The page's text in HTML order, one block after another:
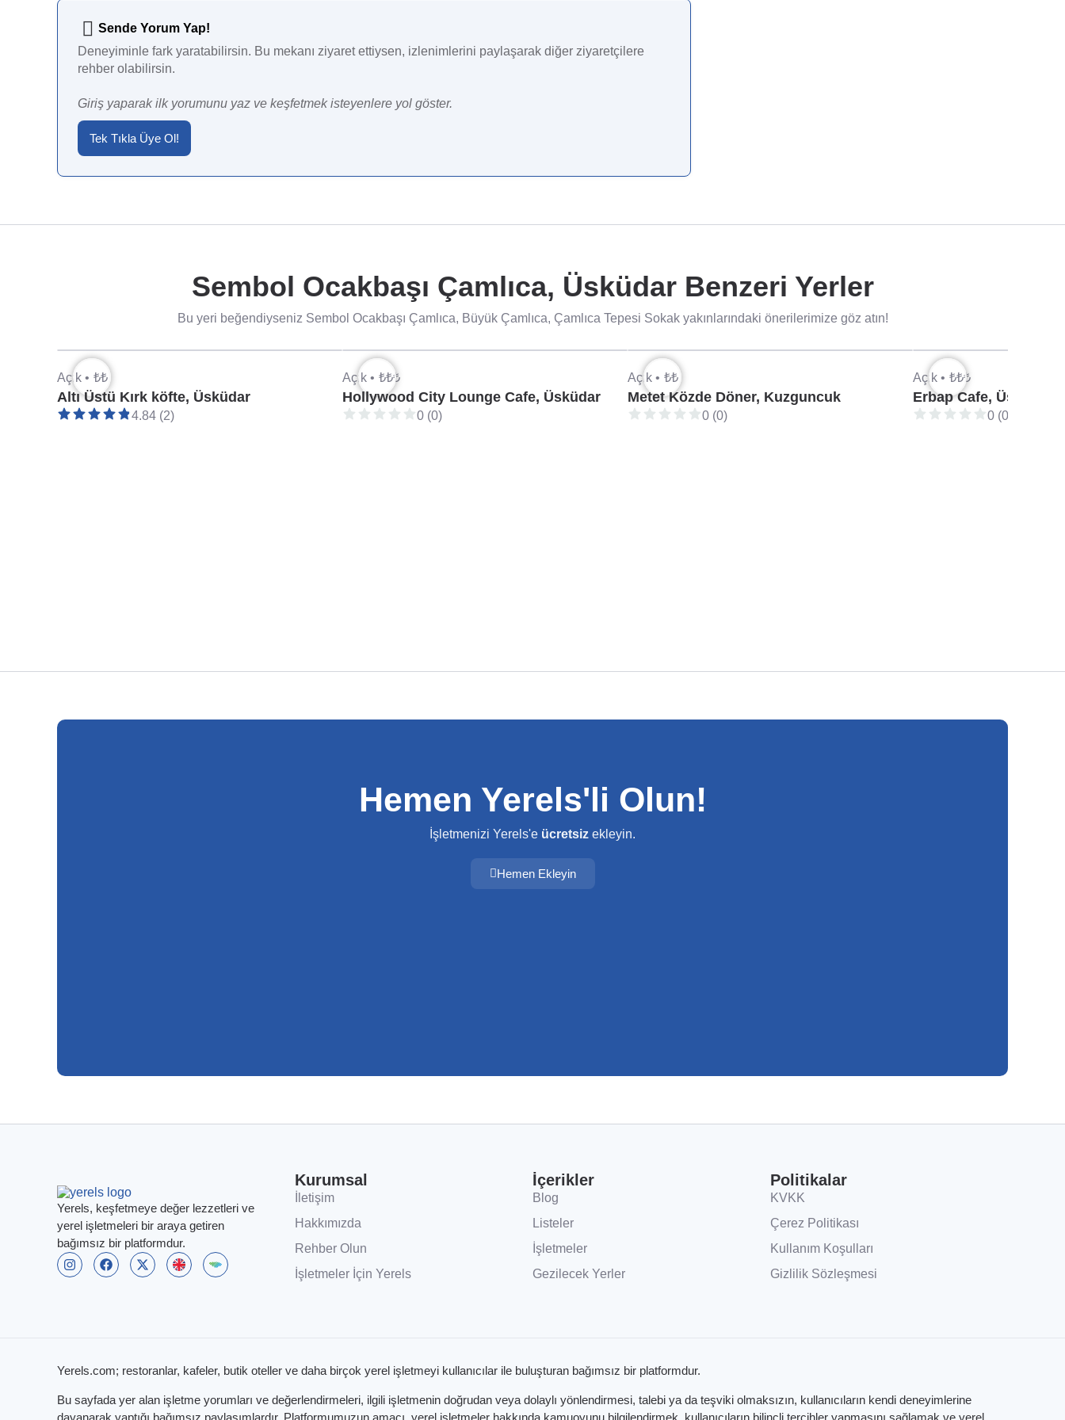
Sende Yorum Yap!
Deneyiminle fark yaratabilirsin. Bu mekanı ziyaret ettiysen, izlenimlerini paylaşarak diğer ziyaretçilere
rehber olabilirsin.
Giriş yaparak ilk yorumunu yaz ve keşfetmek isteyenlere yol göster.
Tek Tıkla Üye Ol!
Sembol Ocakbaşı Çamlıca, Üsküdar Benzeri Yerler
Bu yeri beğendiyseniz Sembol Ocakbaşı Çamlıca, Büyük Çamlıca, Çamlıca Tepesi Sokak yakınlarındaki önerilerimize göz atın!
Açık • ₺₺
Altı Üstü Kırk köfte, Üsküdar
4.84 (2)
Açık • ₺₺₺
Hollywood City Lounge Cafe, Üsküdar
0 (0)
Açık • ₺₺
Metet Közde Döner, Kuzguncuk
0 (0)
Açık • ₺₺₺
Erbap Cafe, Üsküdar
0 (0)
Hemen Yerels'li Olun!
İşletmenizi Yerels'e ücretsiz ekleyin.
Hemen Ekleyin
Yerels, keşfetmeye değer lezzetleri ve
yerel işletmeleri bir araya getiren
bağımsız bir platformdur.
Kurumsal
İletişim
Hakkımızda
Rehber Olun
İşletmeler İçin Yerels
İçerikler
Blog
Listeler
İşletmeler
Gezilecek Yerler
Politikalar
KVKK
Çerez Politikası
Kullanım Koşulları
Gizlilik Sözleşmesi
Yerels.com; restoranlar, kafeler, butik oteller ve daha birçok yerel işletmeyi kullanıcılar ile buluşturan bağımsız bir platformdur.
Bu sayfada yer alan işletme yorumları ve değerlendirmeleri, ilgili işletmenin doğrudan veya dolaylı yönlendirmesi, talebi ya da teşviki olmaksızın, kullanıcıların kendi deneyimlerine